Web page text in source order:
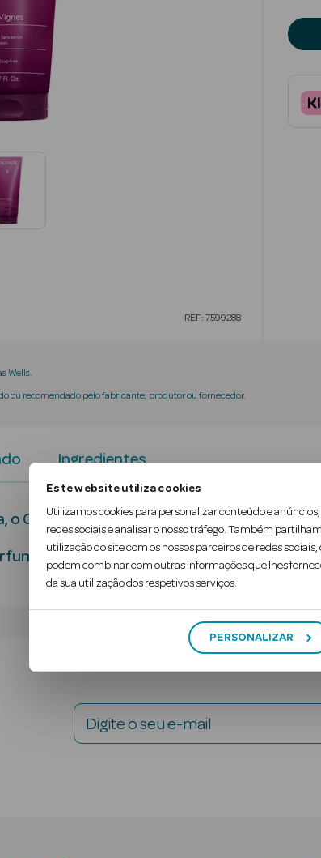
Este website utiliza cookies
Utilizamos cookies para personalizar conteúdo e
redes sociais e analisar o nosso tráfego. Também
utilização do site com os nossos parceiros de redes
podem combinar com outras informações que lhes
da sua utilização dos respetivos serviços.
PERSONALIZAR
REF: 7599288
Wells.
ou recomendado pelo fabricante, produtor ou fornecedor.
Ingredientes
o Gel Duche Thé des Vignes limpa com
com a fragrância icónica Thé des
Digite o seu e-mail